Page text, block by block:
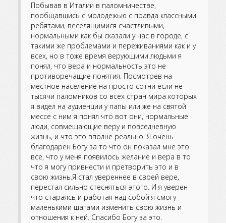
Побывав в Италии в паломничестве,
пообщавшись с молодежью с правда классными
ребятами, веселящимися счастливыми,
нормальными как бы сказали у нас в городе, с
такими же проблемами и переживаниями как и у
всех, но в тоже время верующими людьми я
понял, что вера и нормальность это не
противоречащие понятия. Посмотрев на
местное население на просто сотни если не
тысячи паломников со всех стран мира которых
я видел на аудиенции у папы или же на святой
мессе с ним я понял что вот они, нормальные
люди, совмещающие веру и повседневную
жизнь, и что это вполне реально. Я очень
благодарен Богу за то что он показал мне это
все, что у меня появилось желание и вера в то
что я могу привнести и претворить это и в
свою жизнь.Я стал увереннее в своей вере,
перестал сильно стесняться этого. И я уверен
что стараясь и работая над собой я смогу
маленькими шагами изменить свою жизнь и
отношения к ней. Спасибо Богу за это.